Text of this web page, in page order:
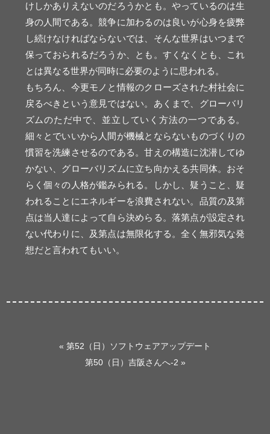
けしかありえないのだろうかとも。やっているのは生
身の人間である。競争に加わるのは良いが心身を疲弊
し続けなければならないでは、そんな世界はいつまで
保っておられるだろうか、とも。すくなくとも、これ
とは異なる世界が同時に必要のように思われる。
もちろん、今更モノと情報のクローズされた村社会に
戻るべきという意見ではない。あくまで、グローバリ
ズムのただ中で、並立していく方法の一つである。
細々とでいいから人間が機械とならないものづくりの
慣習を洗練させるのである。甘えの構造に沈潜してゆ
かない、グローバリズムに立ち向かえる共同体。おそ
らく個々の人格が鑑みられる。しかし、疑うこと、疑
われることにエネルギーを浪費されない。品質の及第
点は当人達によって自ら決めらる。落第点が設定され
ない代わりに、及第点は無限化する。全く無邪気な発
想だと言われてもいい。
« 第52（日）ソフトウェアアップデート
第50（日）吉阪さんへ-2 »